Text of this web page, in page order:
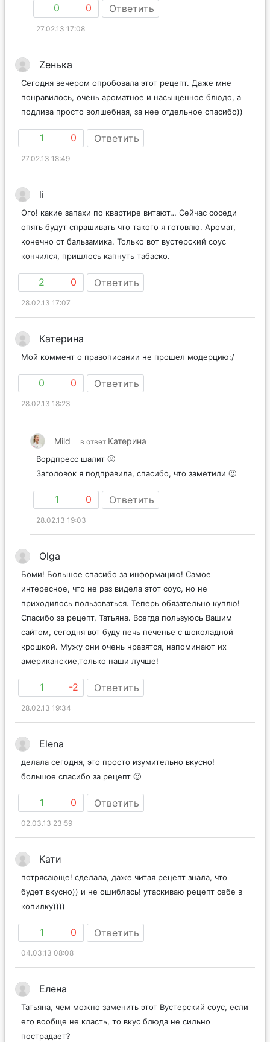
0 0 Ответить
27.02.13 17:08
Zенька
Сегодня вечером опробовала этот рецепт. Даже мне
понравилось, очень ароматное и насыщенное блюдо, а
подлива просто волшебная, за нее отдельное спасибо))
1 0 Ответить
27.02.13 18:49
li
Ого! какие запахи по квартире витают… Сейчас соседи
опять будут спрашивать что такого я готовлю. Аромат,
конечно от бальзамика. Только вот вустерский соус
кончился, пришлось капнуть табаско.
2 0 Ответить
28.02.13 17:07
Катерина
Мой коммент о правописании не прошел модерцию:/
0 0 Ответить
28.02.13 18:23
Mild в ответ Катерина
Вордпресс шалит 🙁
Заголовок я подправила, спасибо, что заметили 🙂
1 0 Ответить
28.02.13 19:03
Olga
Боми! Большое спасибо за информацию! Самое
интересное, что не раз видела этот соус, но не
приходилось пользоваться. Теперь обязательно куплю!
Спасибо за рецепт, Татьяна. Всегда пользуюсь Вашим
сайтом, сегодня вот буду печь печенье с шоколадной
крошкой. Мужу они очень нравятся, напоминают их
американские,только наши лучше!
1 -2 Ответить
28.02.13 19:34
Elena
делала сегодня, это просто изумительно вкусно!
большое спасибо за рецепт 🙂
1 0 Ответить
02.03.13 23:59
Кати
потрясающе! сделала, даже читая рецепт знала, что
будет вкусно)) и не ошиблась! утаскиваю рецепт себе в
копилку))))
1 0 Ответить
04.03.13 08:08
Елена
Татьяна, чем можно заменить этот Вустерский соус, если
его вообще не класть, то вкус блюда не сильно
пострадает?